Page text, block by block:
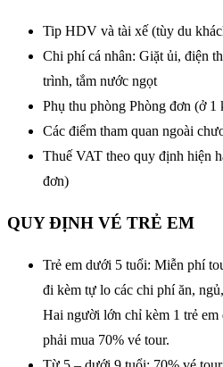
Tip HDV và tài xế (tùy du
Chi phí cá nhân: Giặt ủi, điện
trình, tắm nước ngọt
Phụ thu phòng Phòng đơn (ở 1
Các điểm tham quan ngoài
Thuế VAT theo quy định hiện
đơn)
QUY ĐỊNH VÉ TRẺ EM
Trẻ em dưới 5 tuổi: Miễn phí
đi kèm tự lo các chi phí ăn,
Hai người lớn chỉ kèm 1 trẻ
phải mua 70% vé tour.